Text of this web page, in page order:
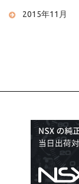
2015年11月